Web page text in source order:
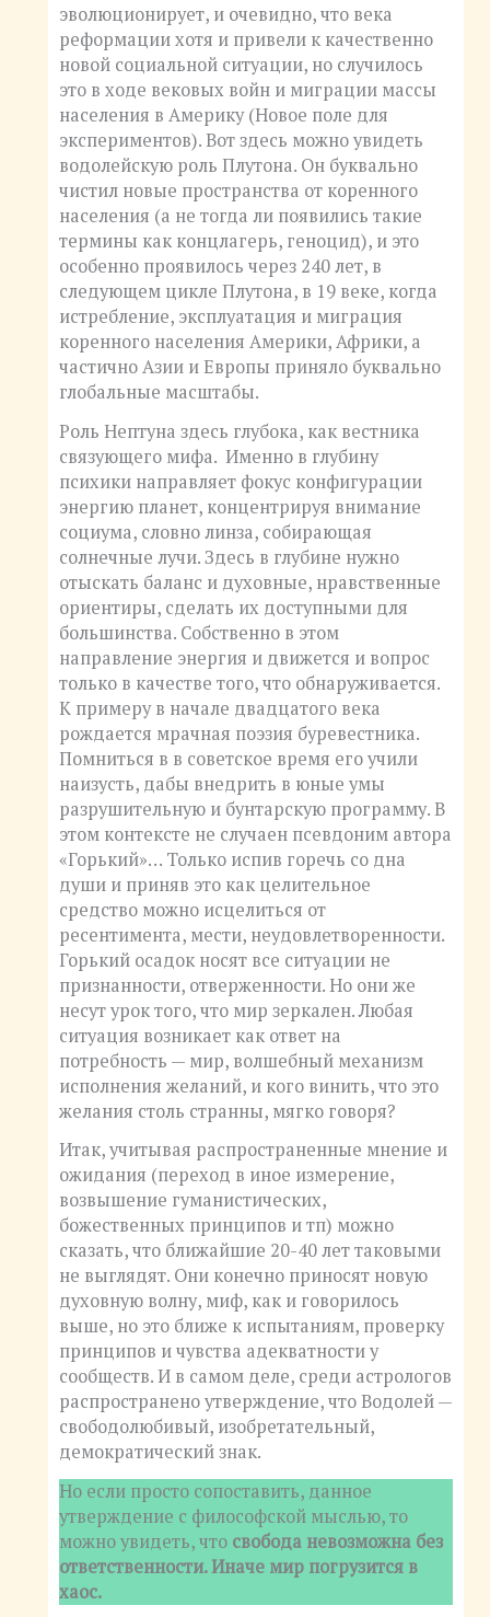
эволюционирует, и очевидно, что века
реформации хотя и привели к качественно
новой социальной ситуации, но случилось
это в ходе вековых войн и миграции массы
населения в Америку (Новое поле для
экспериментов). Вот здесь можно увидеть
водолейскую роль Плутона. Он буквально
чистил новые пространства от коренного
населения (а не тогда ли появились такие
термины как концлагерь, геноцид), и это
особенно проявилось через 240 лет, в
следующем цикле Плутона, в 19 веке, когда
истребление, эксплуатация и миграция
коренного населения Америки, Африки, а
частично Азии и Европы приняло буквально
глобальные масштабы.
Роль Нептуна здесь глубока, как вестника
связующего мифа. Именно в глубину
психики направляет фокус конфигурации
энергию планет, концентрируя внимание
социума, словно линза, собирающая
солнечные лучи. Здесь в глубине нужно
отыскать баланс и духовные, нравственные
ориентиры, сделать их доступными для
большинства. Собственно в этом
направление энергия и движется и вопрос
только в качестве того, что обнаруживается.
К примеру в начале двадцатого века
рождается мрачная поэзия буревестника.
Помниться в в советское время его учили
наизусть, дабы внедрить в юные умы
разрушительную и бунтарскую программу. В
этом контексте не случаен псевдоним автора
«Горький»… Только испив горечь со дна
души и приняв это как целительное
средство можно исцелиться от
ресентимента, мести, неудовлетворенности.
Горький осадок носят все ситуации не
признанности, отверженности. Но они же
несут урок того, что мир зеркален. Любая
ситуация возникает как ответ на
потребность — мир, волшебный механизм
исполнения желаний, и кого винить, что это
желания столь странны, мягко говоря?
Итак, учитывая распространенные мнение и
ожидания (переход в иное измерение,
возвышение гуманистических,
божественных принципов и тп) можно
сказать, что ближайшие 20-40 лет таковыми
не выглядят. Они конечно приносят новую
духовную волну, миф, как и говорилось
выше, но это ближе к испытаниям, проверку
принципов и чувства адекватности у
сообществ. И в самом деле, среди астрологов
распространено утверждение, что Водолей —
свободолюбивый, изобретательный,
демократический знак.
Но если просто сопоставить, данное
утверждение с философской мыслью, то
можно увидеть, что свобода невозможна без
ответственности. Иначе мир погрузится в
хаос.